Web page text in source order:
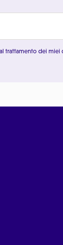
trattamento dei miei